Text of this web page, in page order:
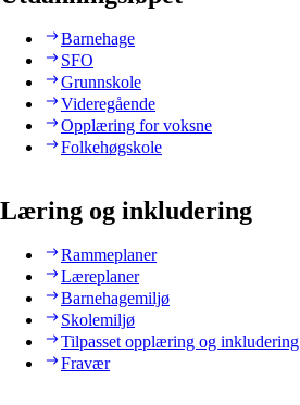
Barnehage
SFO
Grunnskole
Videregående
Opplæring for voksne
Folkehøgskole
Læring og inkludering
Rammeplaner
Læreplaner
Barnehagemiljø
Skolemiljø
Tilpasset opplæring og inkludering
Fravær